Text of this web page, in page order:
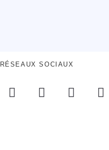
RÉSEAUX SOCIAUX